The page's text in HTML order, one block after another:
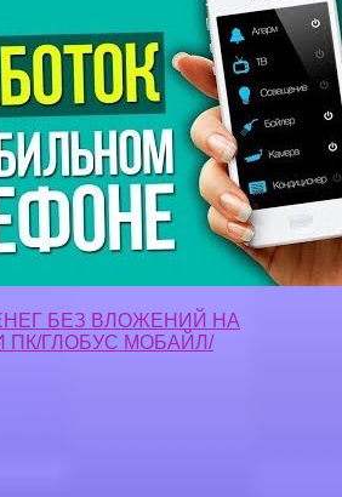
БЕЗ ВЛОЖЕНИЙ НА
ГЛОБУС МОБАЙЛ/